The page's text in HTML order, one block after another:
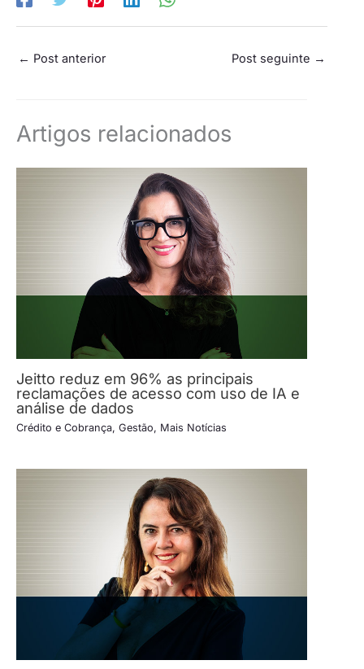
← Post anterior Post seguinte →
Artigos relacionados
Jeitto reduz em 96% as principais
reclamações de acesso com uso de IA e
análise de dados
Crédito e Cobrança, Gestão, Mais Notícias